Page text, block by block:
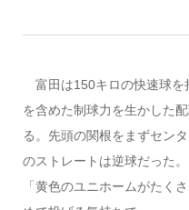
富田は150キロの快速球を
を含めた制球力を生かした
る。先頭の関根をまずセン
のストレートは逆球だった。
「黄色のユニホームがたく